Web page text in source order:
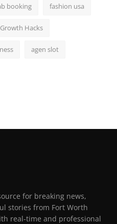
booking fashion usa
Hacks
agen slot
for breaking news,
stories from Fort Worth
real-time and professional